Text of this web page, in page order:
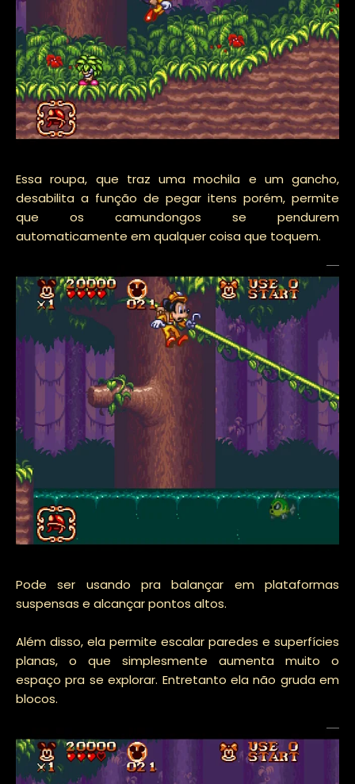
Essa roupa, que traz uma mochila e um gancho,
desabilita a função de pegar itens porém, permite
que os camundongos se pendurem
automaticamente em qualquer coisa que toquem.
Pode ser usando pra balançar em plataformas
suspensas e alcançar pontos altos.
Além disso, ela permite escalar paredes e superfícies
planas, o que simplesmente aumenta muito o
espaço pra se explorar. Entretanto ela não gruda em
blocos.